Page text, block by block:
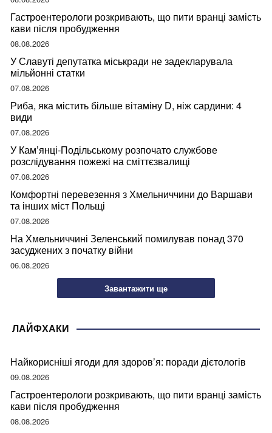
Гастроентерологи розкривають, що пити вранці замість
кави після пробудження
08.08.2026
У Славуті депутатка міськради не задекларувала
мільйонні статки
07.08.2026
Риба, яка містить більше вітаміну D, ніж сардини: 4
види
07.08.2026
У Кам’янці-Подільському розпочато службове
розслідування пожежі на сміттєзвалищі
07.08.2026
Комфортні перевезення з Хмельниччини до Варшави
та інших міст Польщі
07.08.2026
На Хмельниччині Зеленський помилував понад 370
засуджених з початку війни
06.08.2026
Завантажити ще
ЛАЙФХАКИ
Найкорисніші ягоди для здоров’я: поради дієтологів
09.08.2026
Гастроентерологи розкривають, що пити вранці замість
кави після пробудження
08.08.2026